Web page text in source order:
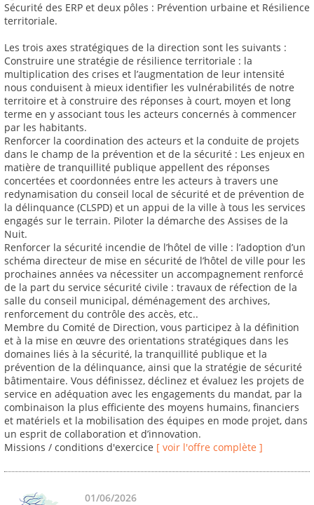
Sécurité des ERP et deux pôles : Prévention urbaine et Résilience
territoriale.
Les trois axes stratégiques de la direction sont les suivants :
Construire une stratégie de résilience territoriale : la
multiplication des crises et l’augmentation de leur intensité
nous conduisent à mieux identifier les vulnérabilités de notre
territoire et à construire des réponses à court, moyen et long
terme en y associant tous les acteurs concernés à commencer
par les habitants.
Renforcer la coordination des acteurs et la conduite de projets
dans le champ de la prévention et de la sécurité : Les enjeux en
matière de tranquillité publique appellent des réponses
concertées et coordonnées entre les acteurs à travers une
redynamisation du conseil local de sécurité et de prévention de
la délinquance (CLSPD) et un appui de la ville à tous les services
engagés sur le terrain. Piloter la démarche des Assises de la
Nuit.
Renforcer la sécurité incendie de l’hôtel de ville : l’adoption d’un
schéma directeur de mise en sécurité de l’hôtel de ville pour les
prochaines années va nécessiter un accompagnement renforcé
de la part du service sécurité civile : travaux de réfection de la
salle du conseil municipal, déménagement des archives,
renforcement du contrôle des accès, etc..
Membre du Comité de Direction, vous participez à la définition
et à la mise en œuvre des orientations stratégiques dans les
domaines liés à la sécurité, la tranquillité publique et la
prévention de la délinquance, ainsi que la stratégie de sécurité
bâtimentaire. Vous définissez, déclinez et évaluez les projets de
service en adéquation avec les engagements du mandat, par la
combinaison la plus efficiente des moyens humains, financiers
et matériels et la mobilisation des équipes en mode projet, dans
un esprit de collaboration et d’innovation.
Missions / conditions d'exercice [ voir l'offre complète ]
01/06/2026